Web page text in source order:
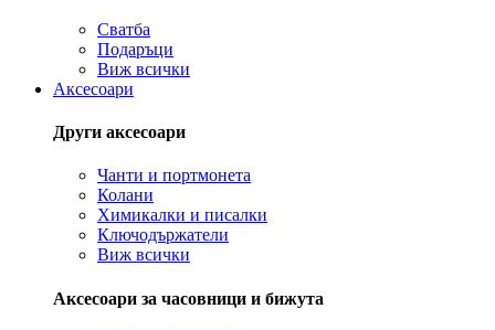
Сватба
Подаръци
Виж всички
Аксесоари
Други аксесоари
Чанти и портмонета
Колани
Химикалки и писалки
Ключодържатели
Виж всички
Аксесоари за часовници и бижута